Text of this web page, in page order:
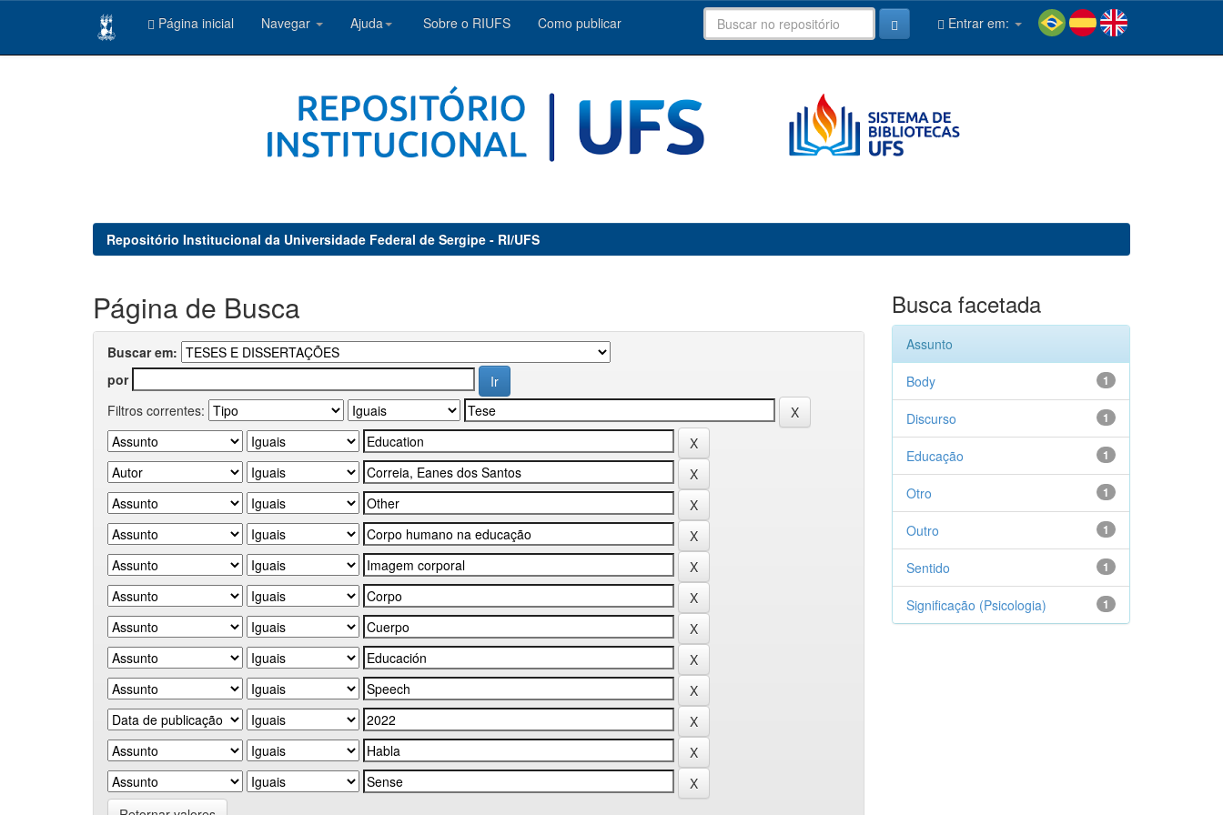
Página inicial Navegar Ajuda Sobre o RIUFS Como publicar Entrar em:
Repositório Institucional da Universidade Federal de Sergipe - RI/UFS
Página de Busca
Buscar em:
por
Filtros correntes:
Busca facetada
Assunto
1
Body
1
Discurso
1
Educação
1
Otro
1
Outro
1
Sentido
1
Significação (Psicologia)